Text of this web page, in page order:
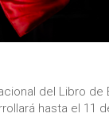
del Libro de
hasta el 11